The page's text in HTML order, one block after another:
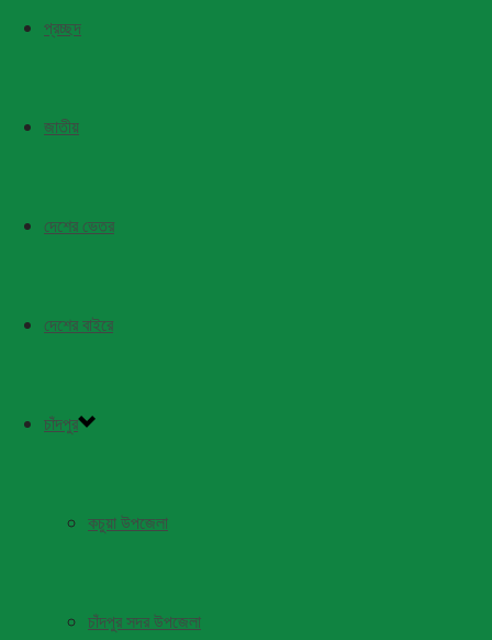
প্রচ্ছদ
জাতীয়
দেশের ভেতর
দেশের বাইরে
চাঁদপুর
কচুয়া উপজেলা
চাঁদপুর সদর উপজেলা